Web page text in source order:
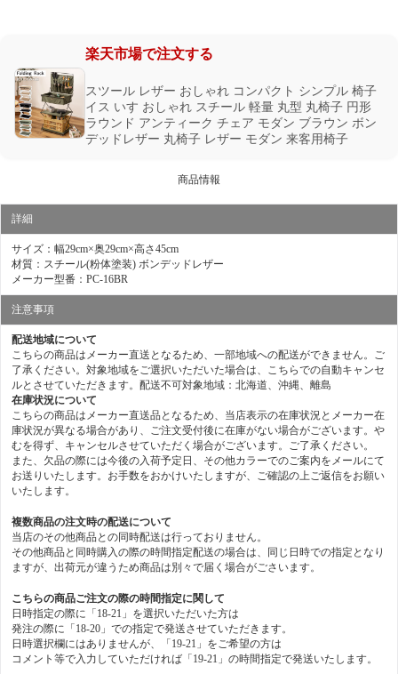
楽天市場で注文する
スツール レザー おしゃれ コンパクト シンプル 椅子
イス いす おしゃれ スチール 軽量 丸型 丸椅子 円形
ラウンド アンティーク チェア モダン ブラウン ボン
デッドレザー 丸椅子 レザー モダン 来客用椅子
商品情報
詳細
サイズ：幅29cm×奥29cm×高さ45cm
材質：スチール(粉体塗装) ボンデッドレザー
メーカー型番：PC-16BR
注意事項
配送地域について
こちらの商品はメーカー直送となるため、一部地域への配送ができません。ご
了承ください。対象地域をご選択いただいた場合は、こちらでの自動キャンセ
ルとさせていただきます。配送不可対象地域：北海道、沖縄、離島
在庫状況について
こちらの商品はメーカー直送品となるため、当店表示の在庫状況とメーカー在
庫状況が異なる場合があり、ご注文受付後に在庫がない場合がございます。や
むを得ず、キャンセルさせていただく場合がございます。ご了承ください。
また、欠品の際には今後の入荷予定日、その他カラーでのご案内をメールにて
お送りいたします。お手数をおかけいたしますが、ご確認の上ご返信をお願い
いたします。
複数商品の注文時の配送について
当店のその他商品との同時配送は行っておりません。
その他商品と同時購入の際の時間指定配送の場合は、同じ日時での指定となり
ますが、出荷元が違うため商品は別々で届く場合がごさいます。
こちらの商品ご注文の際の時間指定に関して
日時指定の際に「18-21」を選択いただいた方は
発注の際に「18-20」での指定で発送させていただきます。
日時選択欄にはありませんが、「19-21」をご希望の方は
コメント等で入力していただければ「19-21」の時間指定で発送いたします。